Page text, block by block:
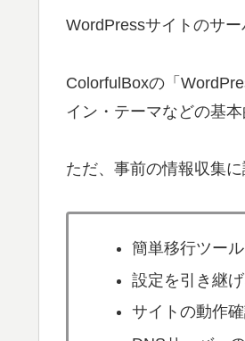
WordPressサイトのサ
ColorfulBoxの「
イン・テーマなどの基
ただ、事前の情報収集
簡単移行ツー
設定を引き継
サイトの動作